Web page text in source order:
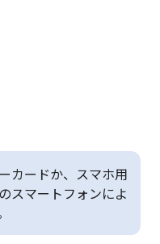
カードか、スマホ用
スマートフォンによ